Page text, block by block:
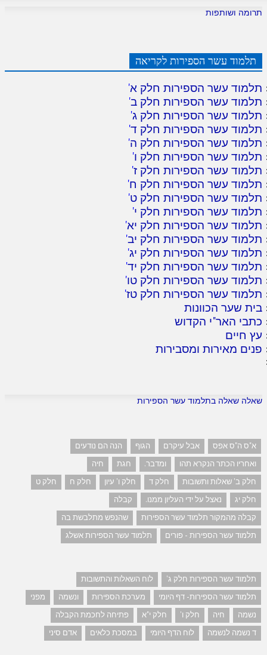
תרומה ושותפות
תלמוד עשר הספירות לקריאה
תלמוד עשר הספירות חלק א'
תלמוד עשר הספירות חלק ב'
תלמוד עשר הספירות חלק ג'
תלמוד עשר הספירות חלק ד'
תלמוד עשר הספירות חלק ה'
תלמוד עשר הספירות חלק ו'
תלמוד עשר הספירות חלק ז'
תלמוד עשר הספירות חלק ח'
תלמוד עשר הספירות חלק ט'
תלמוד עשר הספירות חלק י'
תלמוד עשר הספירות חלק יא'
תלמוד עשר הספירות חלק יב'
תלמוד עשר הספירות חלק יג'
תלמוד עשר הספירות חלק יד'
תלמוד עשר הספירות חלק טו'
תלמוד עשר הספירות חלק טז'
בית שער הכוונות
כתבי האר"י הקדוש
עץ חיים
פנים מאירות ומסבירות
שאלה שאלה בתלמוד עשר הספירות
א"ס ה"ס אפס אבל עיקרם הגוף
הנה הם נודעים
ואחריו הכתר הנקרא תהו
ומדבר. חגת
חיה
חלק ב' שאלות ותשובות
חלק ד חלק ו' עיון חלק ח
חלק ט
חלק יג
נאצל על ידי העליון ממנו.
קבלה
קבלה מהמקור תלמוד עשר הספירות
שהנפש מתלבשת בה
תלמוד עשר הספירות - פורים
תלמוד עשר הספירות אשלג
תלמוד עשר הספירות חלק ג'
לוח השאלות והתשובות
תלמוד עשר הספירות- דף היומי
מערכת הספירות ונשמה
מפני
נשמה
חיה חלק ו' חלק י"א
פתיחה לחכמת הקבלה
ד נשמה לנשמה
לוח הדף היומי במסכת כלאים אדם סיני